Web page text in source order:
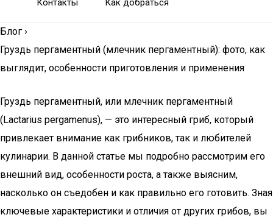
Контакты Как добраться
Блог ›
Груздь пергаментный (млечник пергаментный): фото, как
выглядит, особенности приготовления и применения
Груздь пергаментный, или млечник пергаментный
(Lactarius pergamenus), — это интересный гриб, который
привлекает внимание как грибников, так и любителей
кулинарии. В данной статье мы подробно рассмотрим его
внешний вид, особенности роста, а также выясним,
насколько он съедобен и как правильно его готовить. Зная
ключевые характеристики и отличия от других грибов, вы